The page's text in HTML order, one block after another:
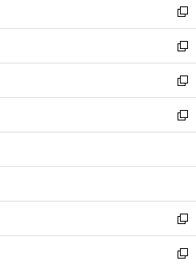
く
で
開
く
ド
ウ
で
開
く
ィ
ン
ド
ウ
で
開
く
い
ウ
ィ
ン
ド
ウ
で
開
新
し
い
ウ
ィ
ン
ド
ウ
開
新
し
い
ウ
ィ
ン
ウ
開
く
新
し
い
ウ
ン
ウ
で
開
く
新
し
ウ
ン
ド
ウ
で
新
し
い
新